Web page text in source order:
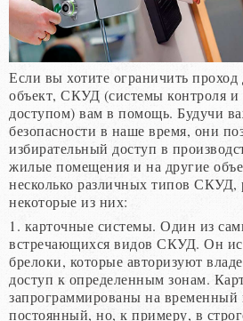
Если вы хотите ограничить
объект, СКУД (системы контроля и
доступом) вам в помощь. Будучи
безопасности в наше время, они
избирательный доступ в
жилые помещения и на другие
несколько различных типов СКУД,
некоторые из них:
1. карточные системы. Один из
встречающихся видов СКУД. Он
брелоки, которые авторизуют
доступ к определенным зонам.
запрограммированы на временный
постоянный, но, к примеру, в